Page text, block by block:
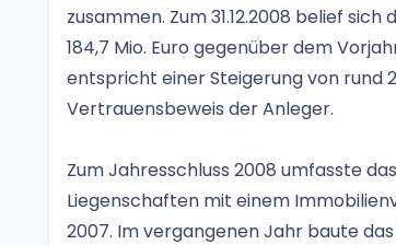
zusammen. Zum 31.12.2008 belief
184,7 Mio. Euro gegenüber dem
entspricht einer Steigerung von rund
Vertrauensbeweis der Anleger.
Zum Jahresschluss 2008 umfasste
Liegenschaften mit einem
2007. Im vergangenen Jahr baute